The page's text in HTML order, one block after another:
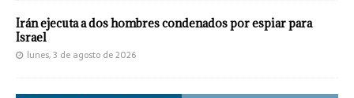
Irán ejecuta a dos hombres condenados por espiar para
Israel
lunes, 3 de agosto de 2026